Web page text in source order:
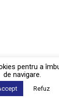
pentru a
de navigare.
Refuz